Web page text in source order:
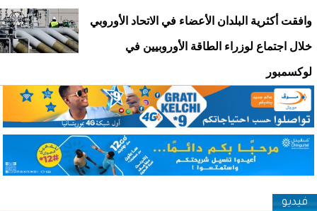
وافقت أكثرية البلدان الأعضاء في الاتحاد الأوروبي
خلال اجتماع لوزراء الطاقة الأوروبيين في
لوكسمبور
فيديو